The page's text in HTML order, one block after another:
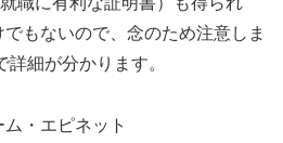
もないので、念のため注意しま
詳細が分かります。
・エピネット